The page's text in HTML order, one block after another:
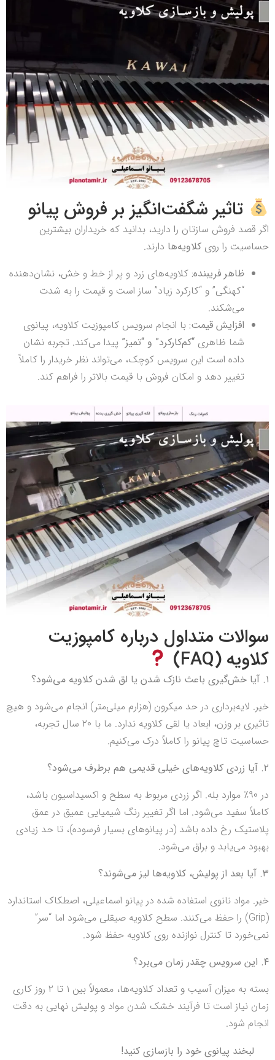
تاثیر شگفت‌انگیز بر فروش پیانو
اگر قصد فروش سازتان را دارید، بدانید که خریداران بیشترین
حساسیت را روی کلاویه‌ها دارند.
ظاهر فریبنده: کلاویه‌های زرد و پر از خط و خش، نشان‌دهنده
“کهنگی” و “کارکرد زیاد” ساز است و قیمت را به شدت
می‌شکند.
افزایش قیمت: با انجام سرویس کامپوزیت کلاویه، پیانوی
شما ظاهری “کم‌کارکرد” و “تمیز” پیدا می‌کند. تجربه نشان
داده است این سرویس کوچک، می‌تواند نظر خریدار را کاملاً
تغییر دهد و امکان فروش با قیمت بالاتر را فراهم کند.
سوالات متداول درباره کامپوزیت
کلاویه (FAQ)
۱. آیا خش‌گیری باعث نازک شدن یا لق شدن کلاویه می‌شود؟
خیر. لایه‌برداری در حد میکرون (هزارم میلی‌متر) انجام می‌شود و هیچ
تاثیری بر وزن، ابعاد یا لقی کلاویه ندارد. ما با ۲۰ سال تجربه،
حساسیت تاچ پیانو را کاملاً درک می‌کنیم.
۲. آیا زردی کلاویه‌های خیلی قدیمی هم برطرف می‌شود؟
در ۹۰٪ موارد بله. اگر زردی مربوط به سطح و اکسیداسیون باشد،
کاملاً سفید می‌شود. اما اگر تغییر رنگ شیمیایی عمیق در عمق
پلاستیک رخ داده باشد (در پیانوهای بسیار فرسوده)، تا حد زیادی
بهبود می‌یابد و براق می‌شود.
۳. آیا بعد از پولیش، کلاویه‌ها لیز می‌شوند؟
خیر. مواد نانوی استفاده شده در پیانو اسماعیلی، اصطکاک استاندارد
(Grip) را حفظ می‌کنند. سطح کلاویه صیقلی می‌شود اما “سر”
نمی‌خورد تا کنترل نوازنده روی کلاویه حفظ شود.
۴. این سرویس چقدر زمان می‌برد؟
بسته به میزان آسیب و تعداد کلاویه‌ها، معمولاً بین ۱ تا ۲ روز کاری
زمان نیاز است تا فرآیند خشک شدن مواد و پولیش نهایی به دقت
انجام شود.
لبخند پیانوی خود را بازسازی کنید!